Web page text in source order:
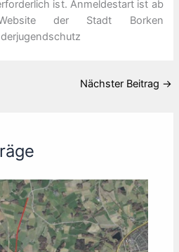
ist. Anmeldestart ist ab
der Stadt Borken
Nächster Beitrag →